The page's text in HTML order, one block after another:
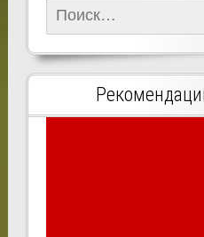
Найти: